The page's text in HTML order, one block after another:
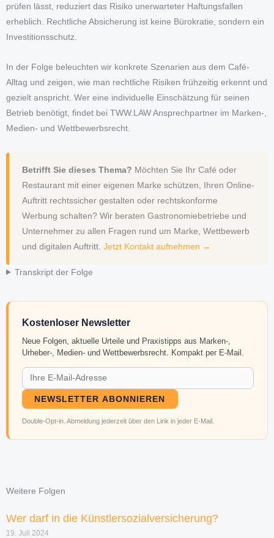
prüfen lässt, reduziert das Risiko unerwarteter Haftungsfallen
erheblich. Rechtliche Absicherung ist keine Bürokratie, sondern ein
Investitionsschutz.
In der Folge beleuchten wir konkrete Szenarien aus dem Café-
Alltag und zeigen, wie man rechtliche Risiken frühzeitig erkennt und
gezielt anspricht. Wer eine individuelle Einschätzung für seinen
Betrieb benötigt, findet bei TWW.LAW Ansprechpartner im Marken-,
Medien- und Wettbewerbsrecht.
Betrifft Sie dieses Thema? Möchten Sie Ihr Café oder
Restaurant mit einer eigenen Marke schützen, Ihren Online-
Auftritt rechtssicher gestalten oder rechtskonforme
Werbung schalten? Wir beraten Gastronomiebetriebe und
Unternehmer zu allen Fragen rund um Marke, Wettbewerb
und digitalen Auftritt. Jetzt Kontakt aufnehmen →
Transkript der Folge
Kostenloser Newsletter
Neue Folgen, aktuelle Urteile und Praxistipps aus Marken-,
Urheber-, Medien- und Wettbewerbsrecht. Kompakt per E-Mail.
NEWSLETTER ABONNIEREN
Double-Opt-in. Abmeldung jederzeit über den Link in jeder E-Mail.
Weitere Folgen
Wer darf in die Künstlersozialversicherung?
19. Juli 2024